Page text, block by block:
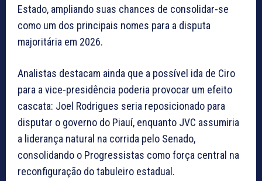
Estado, ampliando suas chances de consolidar-se
como um dos principais nomes para a disputa
majoritária em 2026.
Analistas destacam ainda que a possível ida de Ciro
para a vice-presidência poderia provocar um efeito
cascata: Joel Rodrigues seria reposicionado para
disputar o governo do Piauí, enquanto JVC assumiria
a liderança natural na corrida pelo Senado,
consolidando o Progressistas como força central na
reconfiguração do tabuleiro estadual.